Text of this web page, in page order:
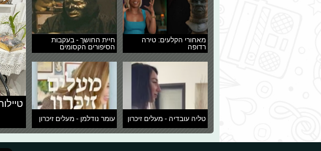
מאחורי הקלעים: טירה
רדופה
חיית החושך - בעקבות
הסיפורים הקסומים
טליה עובדיה - מעלים זיכרון עומר נודלמן - מעלים זיכרון